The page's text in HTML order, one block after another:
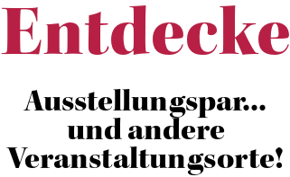
Entdecke
Ausstellungspar...
und andere
Veranstaltungsorte!